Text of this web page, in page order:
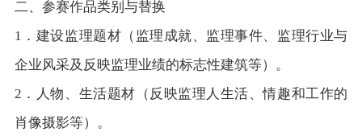
二、参赛作品类别与替换
1．建设监理题材（监理成就、监理事件、监理行业与
企业风采及反映监理业绩的标志性建筑等）。
2．人物、生活题材（反映监理人生活、情趣和工作的
肖像摄影等）。